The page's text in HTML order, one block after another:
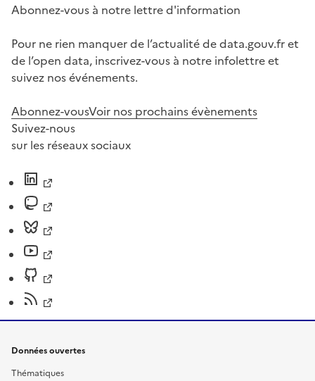
Abonnez-vous à notre lettre d'information
Pour ne rien manquer de l’actualité de data.gouv.fr et
de l’open data, inscrivez-vous à notre infolettre et
suivez nos événements.
Abonnez-vousVoir nos prochains évènements
Suivez-nous
sur les réseaux sociaux
Données ouvertes
Thématiques